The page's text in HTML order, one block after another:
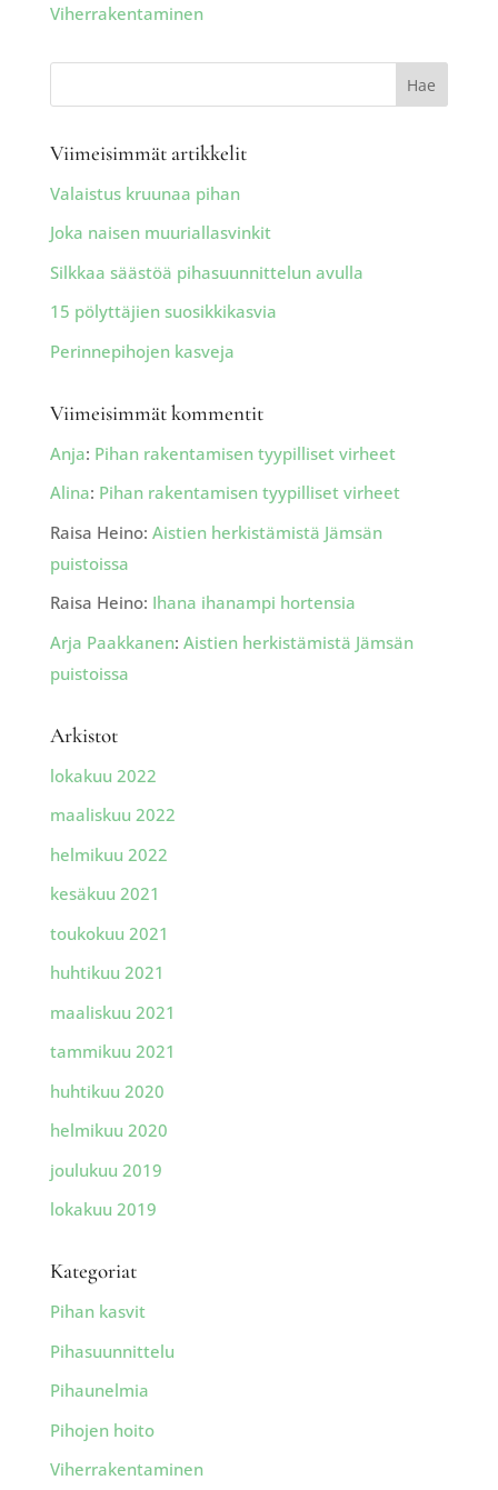
Viherrakentaminen
Viimeisimmät artikkelit
Valaistus kruunaa pihan
Joka naisen muuriallasvinkit
Silkkaa säästöä pihasuunnittelun avulla
15 pölyttäjien suosikkikasvia
Perinnepihojen kasveja
Viimeisimmät kommentit
Anja: Pihan rakentamisen tyypilliset virheet
Alina: Pihan rakentamisen tyypilliset virheet
Raisa Heino: Aistien herkistämistä Jämsän
puistoissa
Raisa Heino: Ihana ihanampi hortensia
Arja Paakkanen: Aistien herkistämistä Jämsän
puistoissa
Arkistot
lokakuu 2022
maaliskuu 2022
helmikuu 2022
kesäkuu 2021
toukokuu 2021
huhtikuu 2021
maaliskuu 2021
tammikuu 2021
huhtikuu 2020
helmikuu 2020
joulukuu 2019
lokakuu 2019
Kategoriat
Pihan kasvit
Pihasuunnittelu
Pihaunelmia
Pihojen hoito
Viherrakentaminen